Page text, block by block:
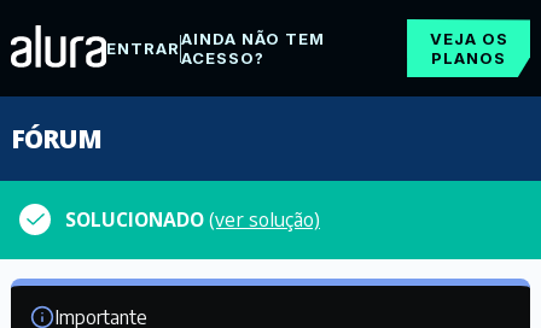
ENTRARAINDA NÃO TEM
ACESSO?
VEJA OS
PLANOS
FÓRUM
SOLUCIONADO(ver solução)
Importante